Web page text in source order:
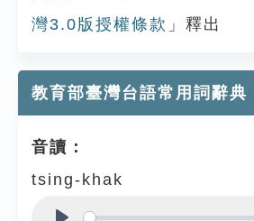
灣3.0版授權條款 」釋出
教育部臺灣台語常用詞辭典
音讀：
tsing-khak